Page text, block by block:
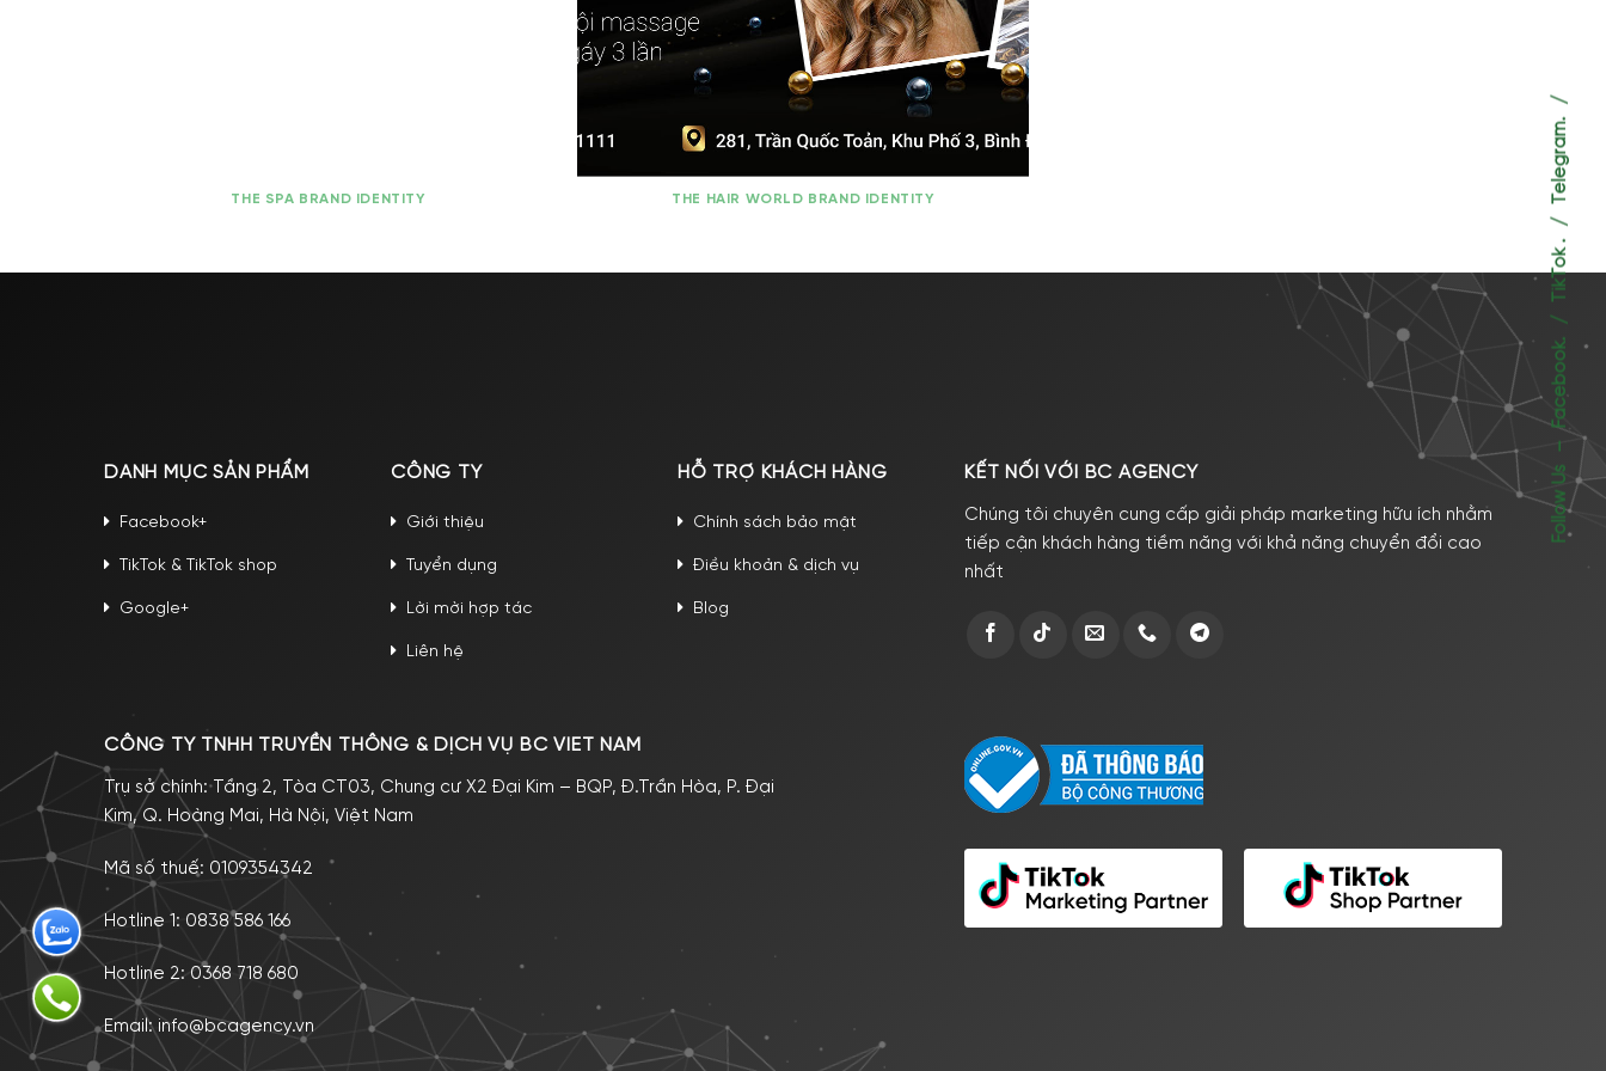
THE SPA BRAND IDENTITY THE HAIR WORLD BRAND IDENTITY
DANH MỤC SẢN PHẨM
Facebook+
TikTok & TikTok shop
Google+
CÔNG TY
Giới thiệu
Tuyển dụng
Lời mời hợp tác
Liên hệ
HỖ TRỢ KHÁCH HÀNG
Chính sách bảo mật
Điều khoản & dịch vụ
Blog
KẾT NỐI VỚI BC AGENCY
Chúng tôi chuyên cung cấp giải pháp marketing hữu ích nhằm
tiếp cận khách hàng tiềm năng với khả năng chuyển đổi cao
nhất
CÔNG TY TNHH TRUYỀN THÔNG & DỊCH VỤ BC VIET NAM
Trụ sở chính: Tầng 2, Tòa CT03, Chung cư X2 Đại Kim – BQP, Đ.Trần Hòa, P. Đại
Kim, Q. Hoàng Mai, Hà Nội, Việt Nam
Mã số thuế: 0109354342
Hotline 1: 0838 586 166
Hotline 2: 0368 718 680
Email:info@bcagency.vn
Follow Us
Facebook.
TikTok .
Telegram.